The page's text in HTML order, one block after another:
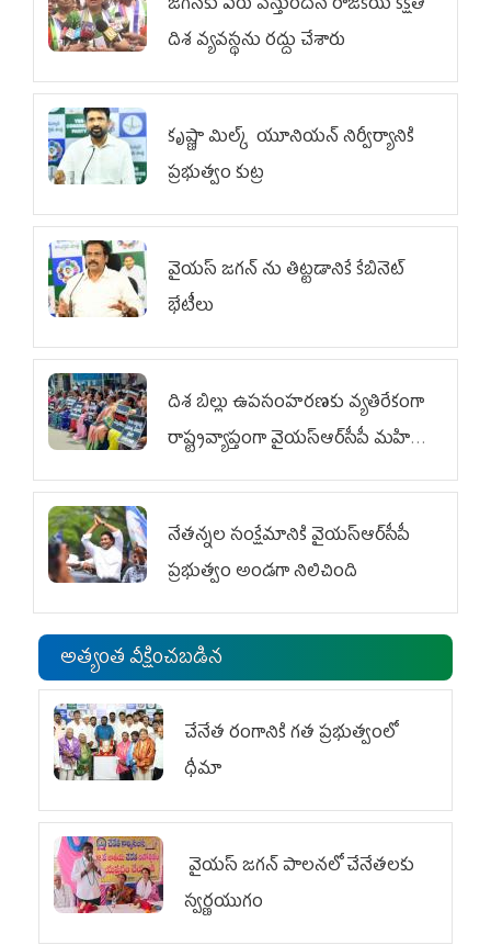
దిశ వ్య‌వ‌స్థ‌ను రద్దు చేశారు
కృష్ణా మిల్క్‌ యూనియన్‌ నిర్వీర్యానికి
ప్రభుత్వం కుట్ర
వైయ‌స్ జగన్‌ ను తిట్టడానికే కేబినెట్‌
భేటీలు
దిశ బిల్లు ఉపసంహరణకు వ్యతిరేకంగా
రాష్ట్రవ్యాప్తంగా వైయ‌స్ఆర్‌సీపీ మహిళా
విభాగం ఆందోళనలు
నేతన్నల సంక్షేమానికి వైయ‌స్ఆర్‌సీపీ
ప్రభుత్వం అండగా నిలిచింది
అత్యంత వీక్షించబడిన
చేనేత రంగానికి గత ప్రభుత్వంలో
ధీమా
వైయ‌స్ జగన్ పాలనలో చేనేతలకు
స్వర్ణయుగం